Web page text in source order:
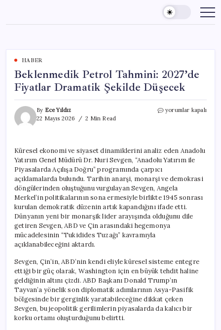
content
HABER
Beklenmedik Petrol Tahmini: 2027’de
Fiyatlar Dramatik Şekilde Düşecek
By Ece Yıldız
22 Mayıs 2026
2 Min Read
Beklenmedik
Dramatik
Şekilde
için
yorumlar kapalı
Küresel ekonomi ve siyaset dinamiklerini analiz eden Anadolu
Yatırım Genel Müdürü Dr. Nuri Sevgen, “Anadolu Yatırım ile
Piyasalarda Açılışa Doğru” programında çarpıcı
açıklamalarda bulundu. Tarihin anarşi, monarşi ve demokrasi
döngülerinden oluştuğunu vurgulayan Sevgen, Angela
Merkel’in politikalarının sona ermesiyle birlikte 1945 sonrası
kurulan demokratik düzenin artık kapandığını ifade etti.
Dünyanın yeni bir monarşik lider arayışında olduğunu dile
getiren Sevgen, ABD ve Çin arasındaki hegemonya
mücadelesinin “Tukidides Tuzağı” kavramıyla
açıklanabileceğini aktardı.
Sevgen, Çin’in, ABD’nin kendi eliyle küresel sisteme entegre
ettiği bir güç olarak, Washington için en büyük tehdit haline
geldiğinin altını çizdi. ABD Başkanı Donald Trump’ın
Tayvan’a yönelik son diplomatik adımlarının Asya-Pasifik
bölgesinde bir gerginlik yaratabileceğine dikkat çeken
Sevgen, bu jeopolitik gerilimlerin piyasalarda da kalıcı bir
korku ortamı oluşturduğunu belirtti.